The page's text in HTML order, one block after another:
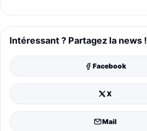
Intéressant ? Partagez la news !
Facebook
X
Mail